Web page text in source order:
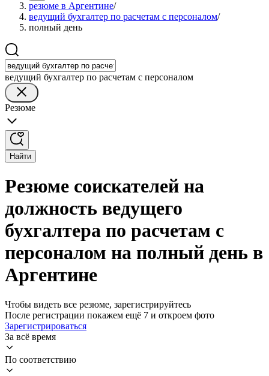
резюме в Аргентине/
ведущий бухгалтер по расчетам с персоналом/
полный день
ведущий бухгалтер по расчетам с персоналом
Резюме
Найти
Резюме соискателей на
должность ведущего
бухгалтера по расчетам с
персоналом на полный день в
Аргентине
Чтобы видеть все резюме, зарегистрируйтесь
После регистрации покажем ещё 7 и откроем фото
Зарегистрироваться
За всё время
По соответствию